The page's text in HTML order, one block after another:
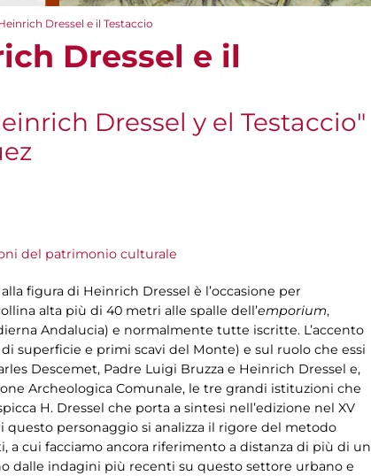
Dressel e il Testaccio
Dressel e il
Dressel y el Testaccio"
del patrimonio culturale
figura di Heinrich Dressel è l’occasione per
alta più di 40 metri alle spalle dell’emporium,
Andalucia) e normalmente tutte iscritte. L’accento
superficie e primi scavi del Monte) e sul ruolo che essi
Descemet, Padre Luigi Bruzza e Heinrich Dressel e,
Archeologica Comunale, le tre grandi istituzioni che
H. Dressel che porta a sintesi nell’edizione nel XV
questo personaggio si analizza il rigore del metodo
cui facciamo ancora riferimento a distanza di più di un
dalle indagini più recenti su questo settore urbano e